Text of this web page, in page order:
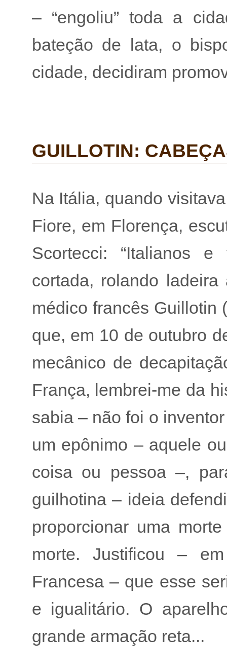
– “engoliu” toda a
bateção de lata, o
cidade, decidiram
GUILLOTIN:
Na Itália, quando
Fiore, em Florença,
Scortecci: “Italianos
cortada, rolando
médico francês Guillotin
que, em 10 de outubro
mecânico de
França, lembrei-me da
sabia – não foi o
um epônimo – aquele
coisa ou pessoa –,
guilhotina – ideia
proporcionar uma
morte. Justificou –
Francesa – que esse
e igualitário. O
grande armação reta...